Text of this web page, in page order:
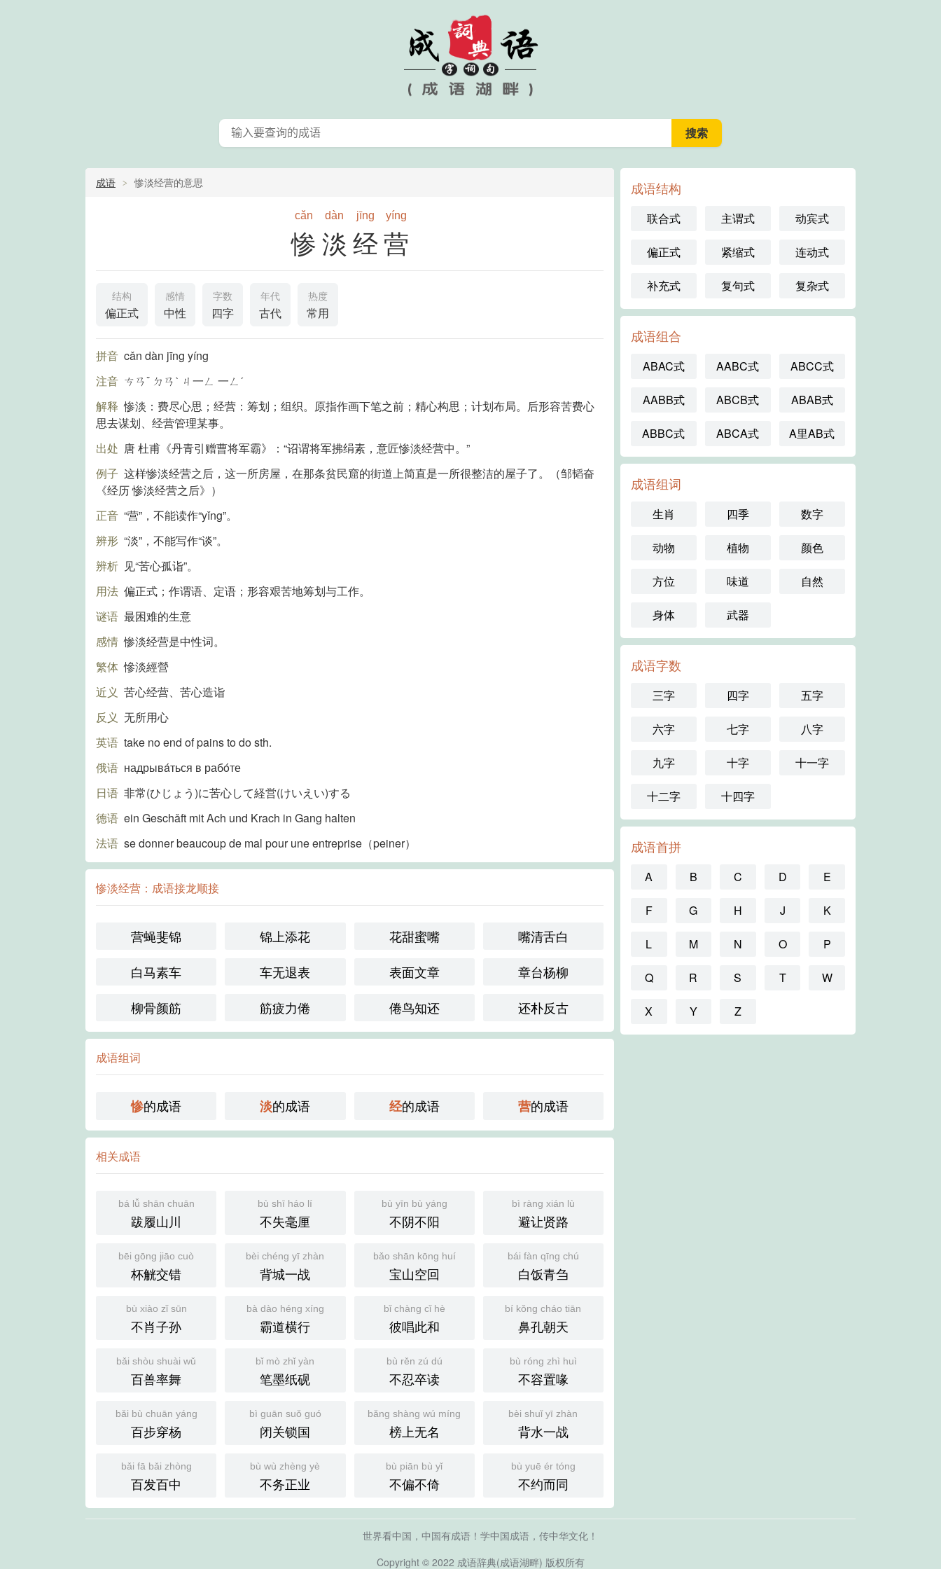
成语 惨淡经营的意思
cǎn dàn jīng yíng
惨淡经营
结构
偏正式
感情
中性
字数
四字
年代
古代
热度
常用
拼音 cǎn dàn jīng yíng
注音 ㄘㄢˇ ㄉㄢˋ ㄐ一ㄥ 一ㄥˊ
解释 惨淡：费尽心思；经营：筹划；组织。原指作画下笔之前；精心构思；计划布局。后形容苦费心
思去谋划、经营管理某事。
出处 唐 杜甫《丹青引赠曹将军霸》：“诏谓将军拂绢素，意匠惨淡经营中。”
例子 这样惨淡经营之后，这一所房屋，在那条贫民窟的街道上简直是一所很整洁的屋子了。（邹韬奋
《经历 惨淡经营之后》）
正音 “营”，不能读作“yǐng”。
辨形 “淡”，不能写作“谈”。
辨析 见“苦心孤诣”。
用法 偏正式；作谓语、定语；形容艰苦地筹划与工作。
谜语 最困难的生意
感情 惨淡经营是中性词。
繁体 慘淡經營
近义 苦心经营、苦心造诣
反义 无所用心
英语 take no end of pains to do sth.
俄语 надрывáться в рабóте
日语 非常(ひじょう)に苦心して経営(けいえい)する
德语 ein Geschǎft mit Ach und Krach in Gang halten
法语 se donner beaucoup de mal pour une entreprise（peiner）
惨淡经营：成语接龙顺接
营蝇斐锦 锦上添花 花甜蜜嘴
嘴清舌白
白马素车
车无退表 表面文章
章台杨柳
柳骨颜筋
筋疲力倦 倦鸟知还 还朴反古
成语组词
惨的成语 淡的成语 经的成语 营的成语
相关成语
bá lǚ shān chuān
跋履山川
bù shī háo lí
不失毫厘
bù yīn bù yáng
不阴不阳
bì ràng xián lù
避让贤路
bēi gōng jiāo cuò
杯觥交错
bèi chéng yī zhàn
背城一战
bǎo shān kōng huí
宝山空回
bái fàn qīng chú
白饭青刍
bù xiào zǐ sūn
不肖子孙
bà dào héng xíng
霸道横行
bǐ chàng cǐ hè
彼唱此和
bí kǒng cháo tiān
鼻孔朝天
bǎi shòu shuài wǔ
百兽率舞
bǐ mò zhǐ yàn
笔墨纸砚
bù rěn zú dú
不忍卒读
bù róng zhì huì
不容置喙
bǎi bù chuān yáng
百步穿杨
bì guān suǒ guó
闭关锁国
bǎng shàng wú míng
榜上无名
bèi shuǐ yī zhàn
背水一战
bǎi fā bǎi zhòng
百发百中
bù wù zhèng yè
不务正业
bù piān bù yǐ
不偏不倚
bù yuē ér tóng
不约而同
成语结构
联合式 主谓式 动宾式
偏正式 紧缩式 连动式
补充式 复句式 复杂式
成语组合
ABAC式 AABC式 ABCC式
AABB式 ABCB式 ABAB式
ABBC式 ABCA式 A里AB式
成语组词
生肖 四季 数字
动物 植物 颜色
方位 味道 自然
身体 武器
成语字数
三字 四字 五字
六字 七字 八字
九字 十字 十一字
十二字 十四字
成语首拼
A B C D E
F G H J K
L M N O P
Q R S T W
X Y Z
世界看中国，中国有成语！学中国成语，传中华文化！
Copyright © 2022 成语辞典(成语湖畔) 版权所有